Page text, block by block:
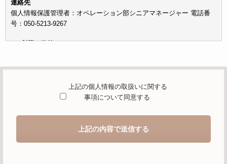
連絡先
個人情報保護管理者：オペレーション部シニアマネージャー 電話番
号：050-5213-9267
c）利用の目的
を適切に受け付け、当社が提供するサービスに関する情報を電子メー
d）個人情報を第三者に提供することが予定される場合の事項
情報を第三者に提供することはありません。
上記の個人情報の取扱いに関する
事項について同意する
上記の内容で送信する